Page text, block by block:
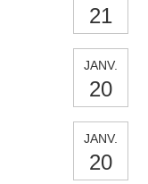
21
JANV.
20
JANV.
20